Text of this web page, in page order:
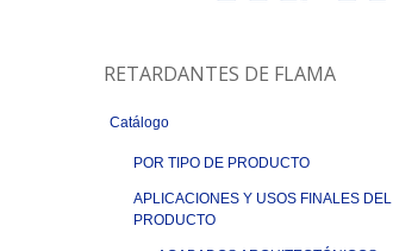
RETARDANTES DE FLAMA
Catálogo
POR TIPO DE PRODUCTO
APLICACIONES Y USOS FINALES DEL
PRODUCTO